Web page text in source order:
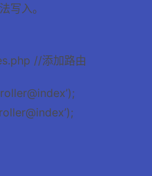
写入。
//添加路由